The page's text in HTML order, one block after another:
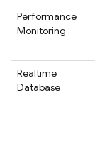
Performance
Monitoring
Realtime
Database